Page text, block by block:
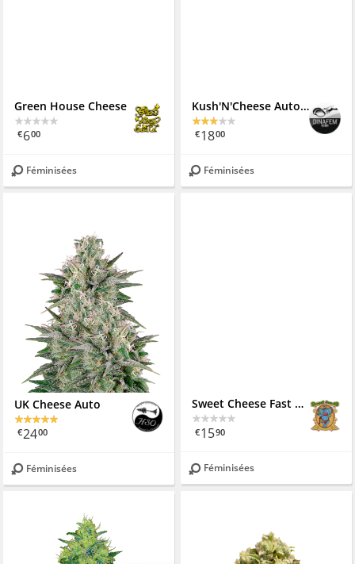
Green House Cheese
€600
Féminisées
Kush'N'Cheese Autoflowering
€1800
Féminisées
UK Cheese Auto
€2400
Féminisées
Sweet Cheese Fast Version
€1590
Féminisées